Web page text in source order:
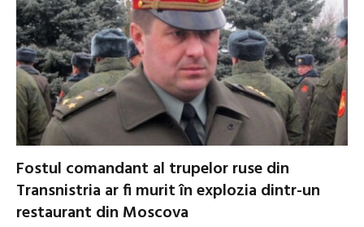
Fostul comandant al trupelor ruse din
Transnistria ar fi murit în explozia dintr-un
restaurant din Moscova